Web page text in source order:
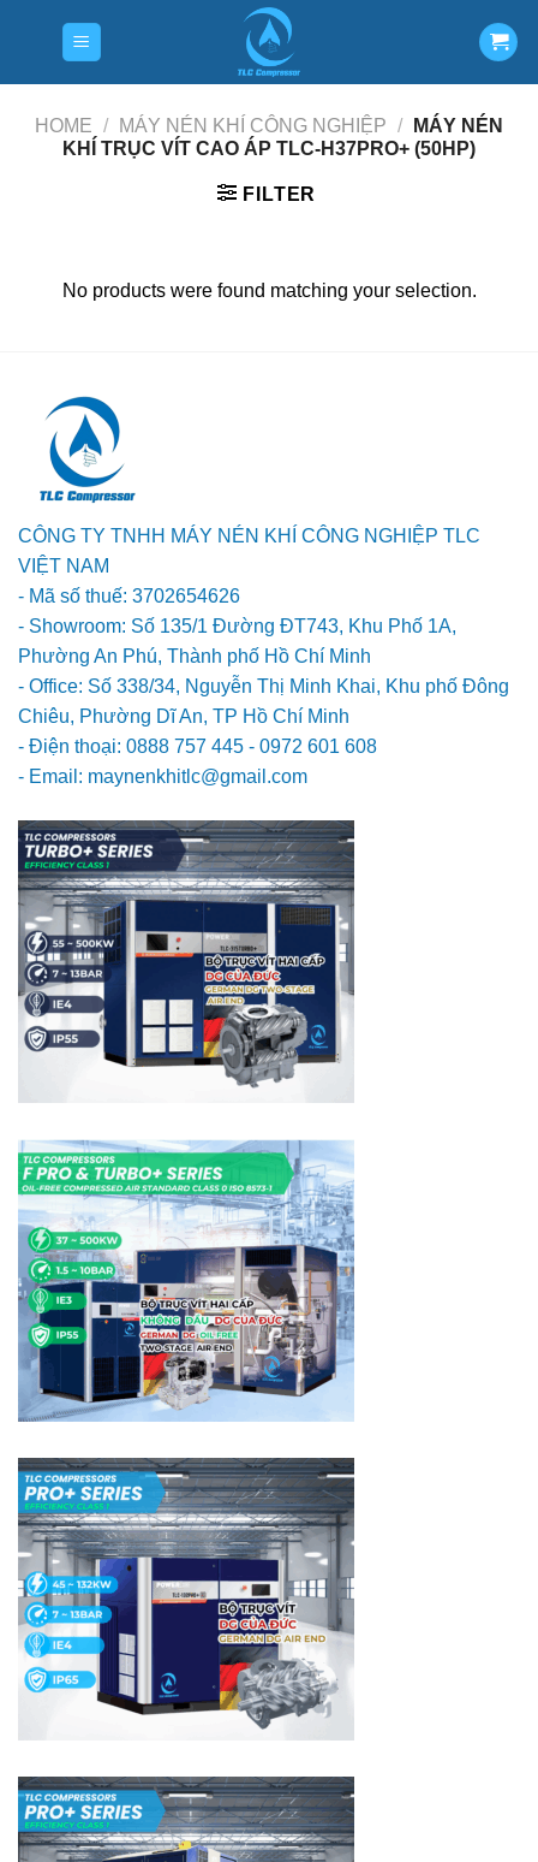
HOME / MÁY NÉN KHÍ CÔNG NGHIỆP /
MÁY NÉN
KHÍ TRỤC VÍT CAO ÁP TLC-H37PRO+ (50HP)
FILTER
No products were found matching your selection.
CÔNG TY TNHH MÁY NÉN KHÍ CÔNG NGHIỆP TLC
VIỆT NAM
- Mã số thuế: 3702654626
- Showroom: Số 135/1 Đường ĐT743, Khu Phố 1A,
Phường An Phú, Thành phố Hồ Chí Minh
- Office: Số 338/34, Nguyễn Thị Minh Khai, Khu phố Đông
Chiêu, Phường Dĩ An, TP Hồ Chí Minh
- Điện thoại: 0888 757 445 - 0972 601 608
- Email: maynenkhitlc@gmail.com